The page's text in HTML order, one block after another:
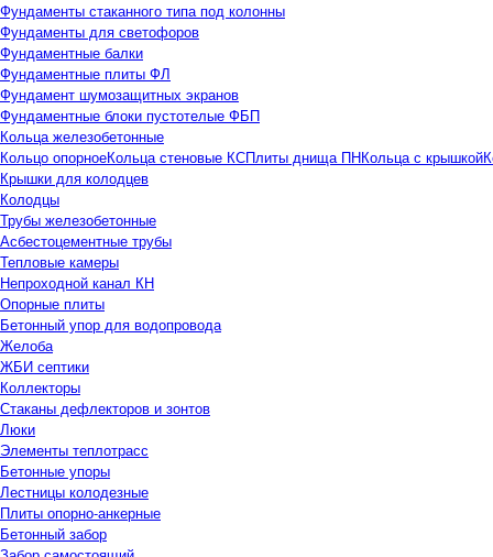
Фундаменты стаканного типа под колонны
Фундаменты для светофоров
Фундаментные балки
Фундаментные плиты ФЛ
Фундамент шумозащитных экранов
Фундаментные блоки пустотелые ФБП
Кольца железобетонные
Кольцо опорноеКольца стеновые КСПлиты днища ПНКольца с крышкой
Крышки для колодцев
Колодцы
Трубы железобетонные
Асбестоцементные трубы
Тепловые камеры
Непроходной канал КН
Опорные плиты
Бетонный упор для водопровода
Желоба
ЖБИ септики
Коллекторы
Стаканы дефлекторов и зонтов
Люки
Элементы теплотрасс
Бетонные упоры
Лестницы колодезные
Плиты опорно-анкерные
Бетонный забор